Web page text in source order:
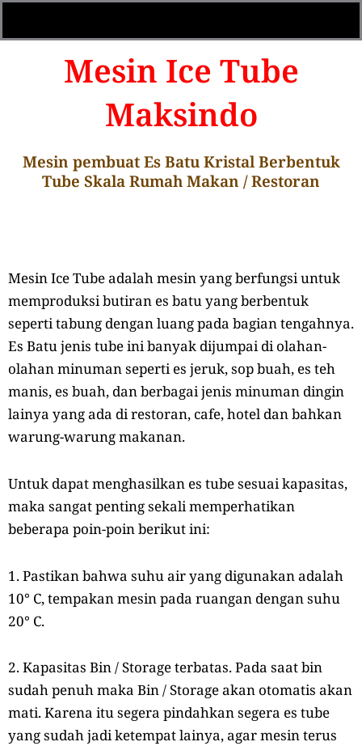
Mesin Ice Tube
Maksindo
Mesin pembuat Es Batu Kristal Berbentuk
Tube Skala Rumah Makan / Restoran
Mesin Ice Tube adalah mesin yang berfungsi untuk
memproduksi butiran es batu yang berbentuk
seperti tabung dengan luang pada bagian tengahnya.
Es Batu jenis tube ini banyak dijumpai di olahan-
olahan minuman seperti es jeruk, sop buah, es teh
manis, es buah, dan berbagai jenis minuman dingin
lainya yang ada di restoran, cafe, hotel dan bahkan
warung-warung makanan.
Untuk dapat menghasilkan es tube sesuai kapasitas,
maka sangat penting sekali memperhatikan
beberapa poin-poin berikut ini:
1. Pastikan bahwa suhu air yang digunakan adalah
10° C, tempakan mesin pada ruangan dengan suhu
20° C.
2. Kapasitas Bin / Storage terbatas. Pada saat bin
sudah penuh maka Bin / Storage akan otomatis akan
mati. Karena itu segera pindahkan segera es tube
yang sudah jadi ketempat lainya, agar mesin terus